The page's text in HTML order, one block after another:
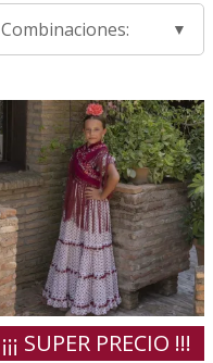
59,95 €
hasta
99,95 €
Combinaciones:
¡¡¡ SUPER PRECIO !!!